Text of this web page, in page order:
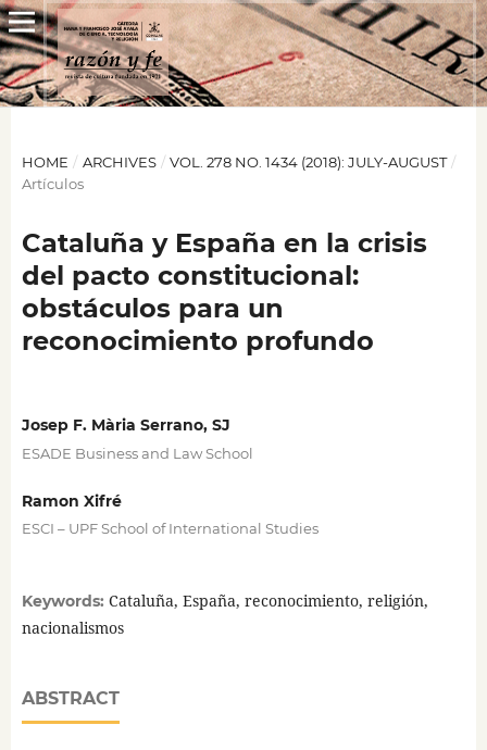
HOME / ARCHIVES / VOL. 278 NO. 1434 (2018): JULY-AUGUST /
Artículos
Cataluña y España en la crisis
del pacto constitucional:
obstáculos para un
reconocimiento profundo
Josep F. Mària Serrano, SJ
ESADE Business and Law School
Ramon Xifré
ESCI – UPF School of International Studies
Keywords: Cataluña, España, reconocimiento, religión,
nacionalismos
ABSTRACT